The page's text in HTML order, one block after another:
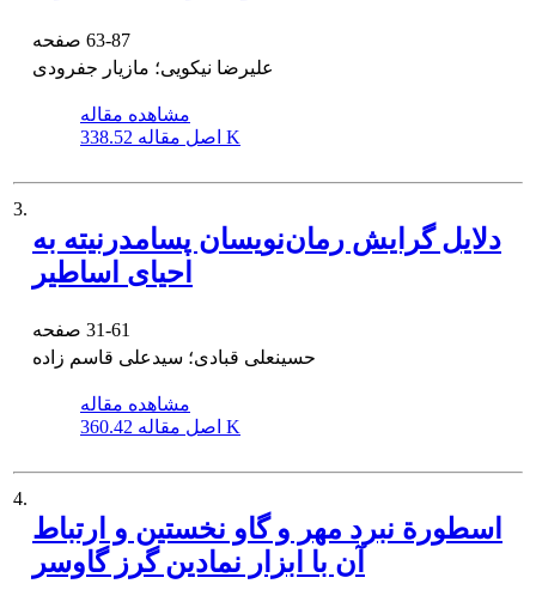
63-87
علیرضا نیکویی؛ مازیار جفرودی
مشاهده مقاله
اصل مقاله 338.52 K
3.
دلایل گرایش رمان‌نویسان پسامدرنیته به
احیای اساطیر
31-61
حسینعلی قبادی؛ سیدعلی قاسم زاده
مشاهده مقاله
اصل مقاله 360.42 K
4.
اسطورة نبرد مهر و گاو نخستین و ارتباط
آن با ابزار نمادین گرز گاوسر